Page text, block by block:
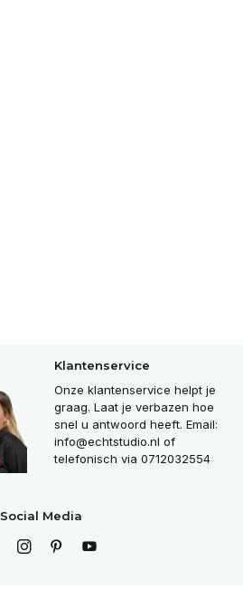
Klantenservice
Onze klantenservice helpt je
graag. Laat je verbazen hoe
snel u antwoord heeft. Email:
info@echtstudio.nl of
telefonisch via 0712032554
Social Media